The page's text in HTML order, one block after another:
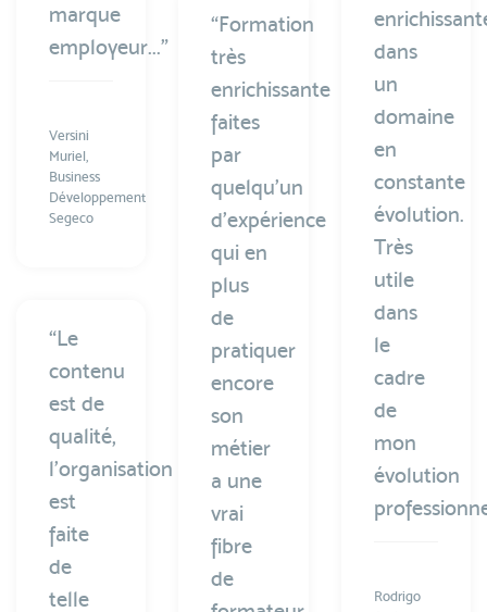
marque
employeur...”
Versini
Muriel,
Business
Développement
Segeco
dans
un
domaine
en
constante
évolution.
Très
utile
dans
le
cadre
de
mon
évolution
Rodrigo
“Formation
très
enrichissante
faites
par
quelqu’un
d’expérience
qui en
plus
de
pratiquer
encore
son
métier
a une
vrai
fibre
de
“Le
contenu
est de
qualité,
l’organisation
est
faite
de
telle